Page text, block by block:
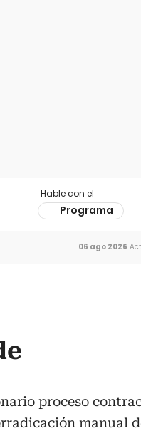
Hable con el
Programa
06 ago 2026
proceso
manual